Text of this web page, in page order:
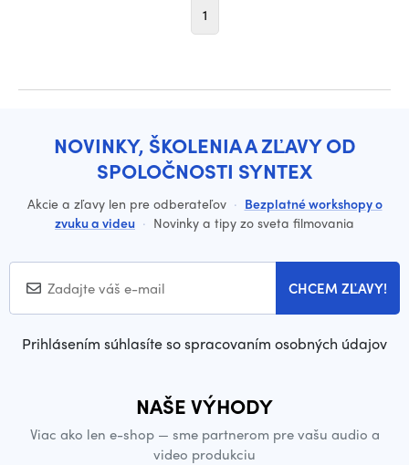
1
NOVINKY, ŠKOLENIA A ZĽAVY OD
SPOLOČNOSTI SYNTEX
Akcie a zľavy len pre odberateľov · Bezplatné workshopy o
zvuku a videu · Novinky a tipy zo sveta filmovania
CHCEM ZĽAVY!
Prihlásením súhlasíte so spracovaním osobných údajov
NAŠE VÝHODY
Viac ako len e-shop — sme partnerom pre vašu audio a
video produkciu